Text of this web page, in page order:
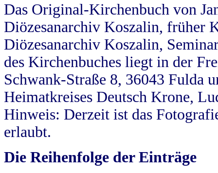
Das Original-Kirchenbuch von
Diözesanarchiv Koszalin, früher
Diözesanarchiv Koszalin,
des Kirchenbuches liegt in der
Schwank-Straße 8, 36043 Fulda
Heimatkreises Deutsch Krone,
Hinweis: Derzeit ist das
erlaubt.
Die Reihenfolge der Einträge